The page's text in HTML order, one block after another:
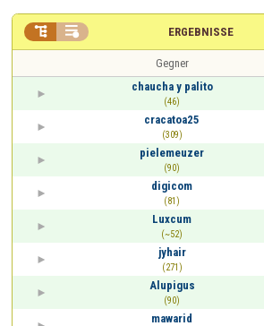
ERGEBNISSE
 
Gegner
chaucha y palito
(46)
cracatoa25
(309)
pielemeuzer
(90)
digicom
(81)
Luxcum
(~52)
jyhair
(271)
Alupigus
(90)
mawarid